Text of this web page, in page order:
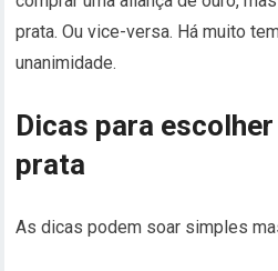
prata. Ou vice-versa. Há muito
unanimidade.
Dicas para
prata
As dicas podem soar simples